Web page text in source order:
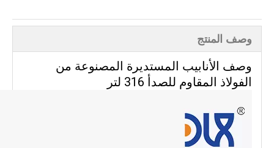
وصف المنتج
وصف الأنابيب المستديرة المصنوعة من
الفولاذ المقاوم للصدأ 316 لتر